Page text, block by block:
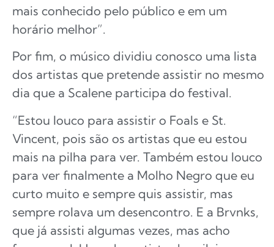
mais conhecido pelo público e em um
horário melhor”.
Por fim, o músico dividiu conosco uma lista
dos artistas que pretende assistir no mesmo
dia que a Scalene participa do festival.
“Estou louco para assistir o Foals e St.
Vincent, pois são os artistas que eu estou
mais na pilha para ver. Também estou louco
para ver finalmente a Molho Negro que eu
curto muito e sempre quis assistir, mas
sempre rolava um desencontro. E a Brvnks,
que já assisti algumas vezes, mas acho